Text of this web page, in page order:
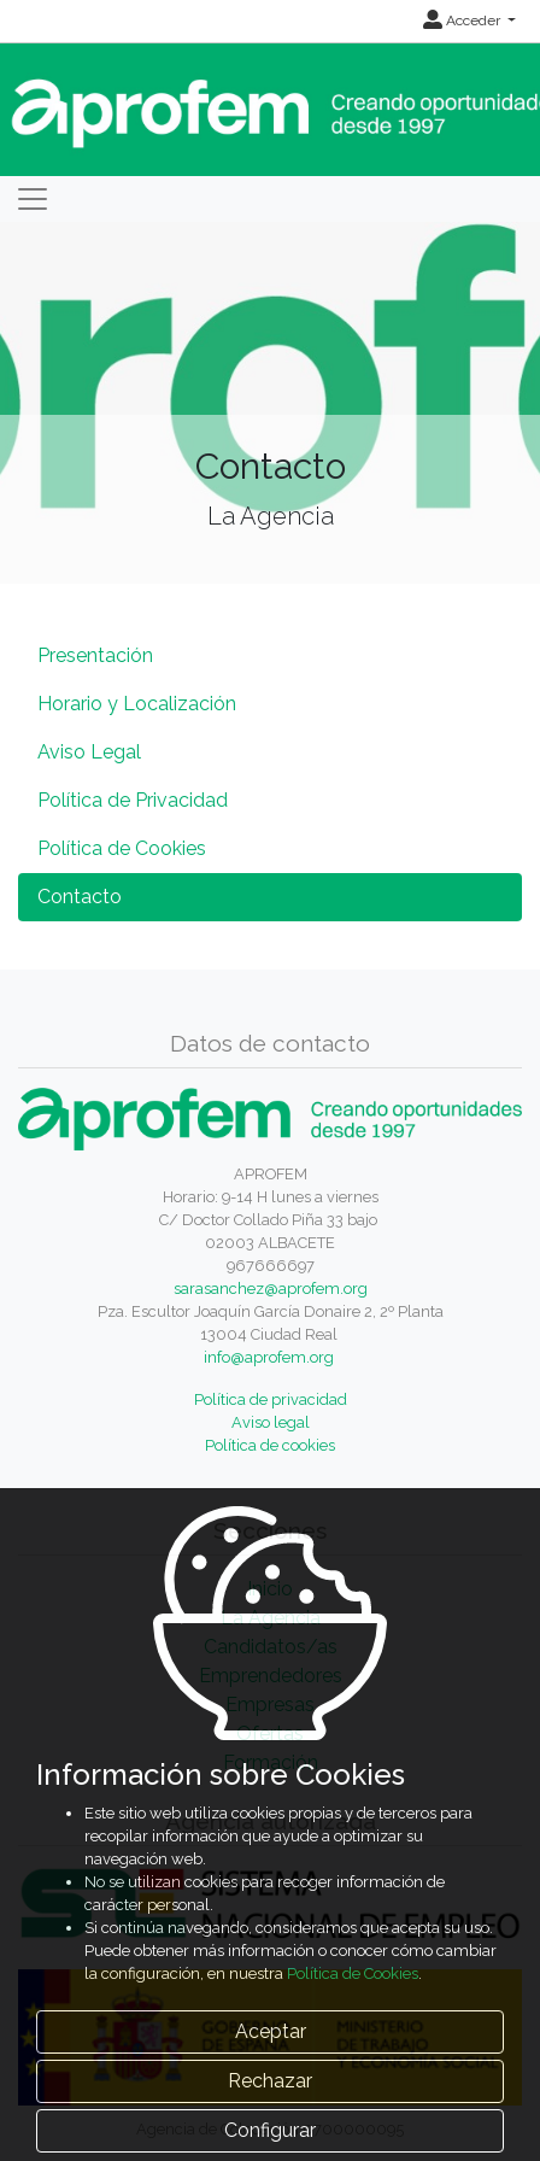
Acceder
Contacto
La Agencia
Presentación
Horario y Localización
Aviso Legal
Política de Privacidad
Política de Cookies
Contacto
Datos de contacto
APROFEM
Horario: 9-14 H lunes a viernes
C/ Doctor Collado Piña 33 bajo
02003 ALBACETE
967666697
sarasanchez@aprofem.org
Pza. Escultor Joaquín García Donaire 2, 2º Planta
13004 Ciudad Real
info@aprofem.org
Política de privacidad
Aviso legal
Política de cookies
Secciones
Inicio
La Agencia
Candidatos/as
Emprendedores
Empresas
Ofertas
Formación
Agencia autorizada
Agencia de Colocación 0700000095
Información sobre Cookies
Este sitio web utiliza cookies propias y de terceros para
recopilar información que ayude a optimizar su
navegación web.
No se utilizan cookies para recoger información de
carácter personal.
Si continúa navegando, consideramos que acepta su uso.
Puede obtener más información o conocer cómo cambiar
la configuración, en nuestraPolítica de Cookies.
Aceptar
Rechazar
Configurar